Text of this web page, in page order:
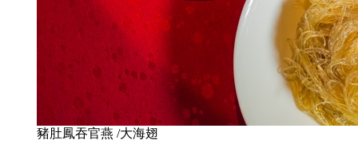
豬肚鳳吞官燕 /大海翅